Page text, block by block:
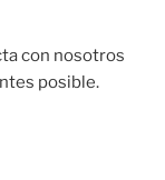
con nosotros
posible.